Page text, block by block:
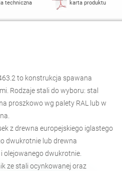
techniczna karta produktu
to konstrukcja spawana
Rodzaje stali do wyboru: stal
proszkowo wg palety RAL lub w
z drewna europejskiego iglastego
dwukrotnie lub drewna
olejowanego dwukrotnie.
ze stali ocynkowanej oraz